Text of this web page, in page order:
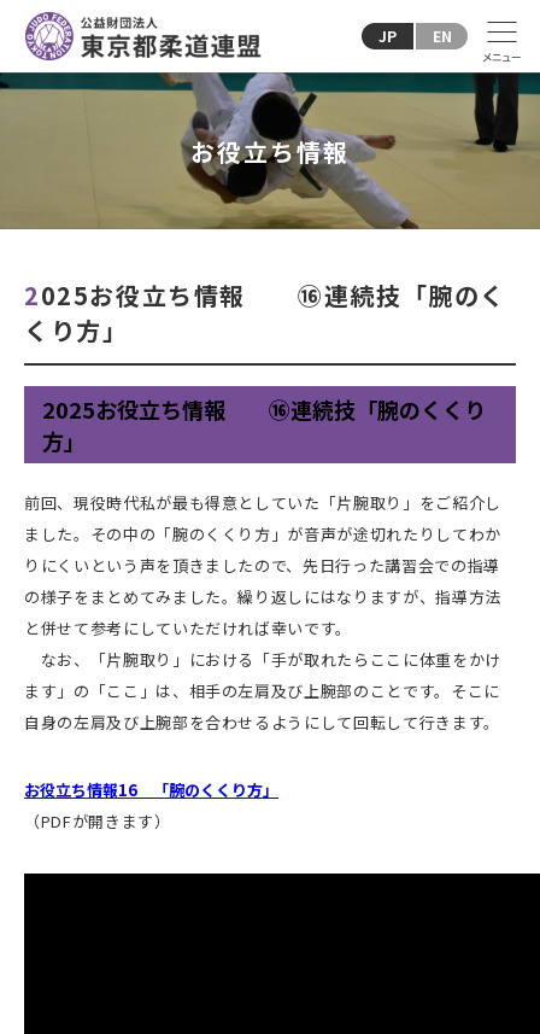
JP EN
お役立ち情報
2025お役立ち情報 ⑯連続技「腕のく
くり方」
2025お役立ち情報 ⑯連続技「腕のくくり
方」
前回、現役時代私が最も得意としていた「片腕取り」をご紹介し
ました。その中の「腕のくくり方」が音声が途切れたりしてわか
りにくいという声を頂きましたので、先日行った講習会での指導
の様子をまとめてみました。繰り返しにはなりますが、指導方法
と併せて参考にしていただければ幸いです。
なお、「片腕取り」における「手が取れたらここに体重をかけ
ます」の「ここ」は、相手の左肩及び上腕部のことです。そこに
自身の左肩及び上腕部を合わせるようにして回転して行きます。
お役立ち情報16 「腕のくくり方」
（PDFが開きます）